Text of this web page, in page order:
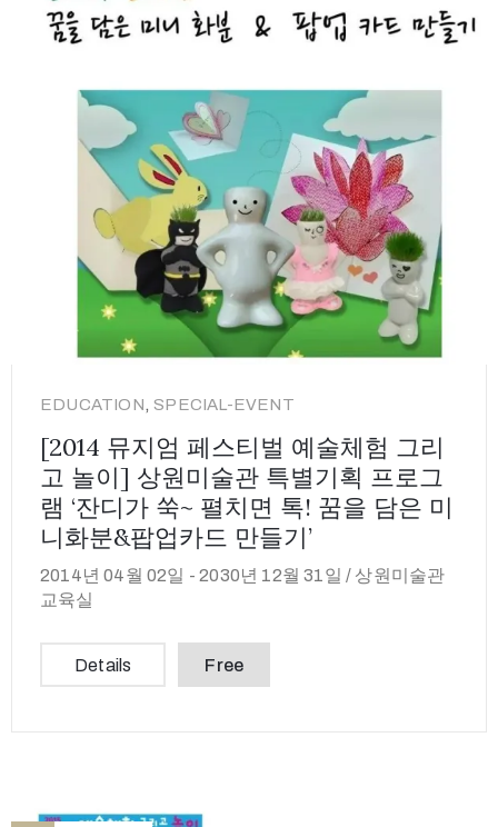
EDUCATION,SPECIAL-EVENT
[2014 뮤지엄 페스티벌 예술체험 그리
고 놀이] 상원미술관 특별기획 프로그
램 ‘잔디가 쑥~ 펼치면 톡! 꿈을 담은 미
니화분&팝업카드 만들기’
2014년 04월 02일 - 2030년 12월 31일 / 상원미술관
교육실
Details Free